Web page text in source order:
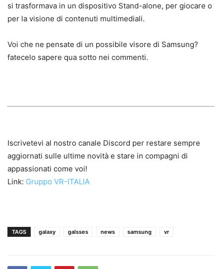
si trasformava in un dispositivo Stand-alone, per giocare o
per la visione di contenuti multimediali.
Voi che ne pensate di un possibile visore di Samsung?
fatecelo sapere qua sotto nei commenti.
Iscrivetevi al nostro canale Discord per restare sempre
aggiornati sulle ultime novità e stare in compagni di
appassionati come voi!
Link: Gruppo VR-ITALIA
TAGS galaxy galsses news samsung vr